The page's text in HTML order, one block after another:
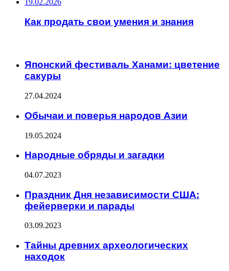
19.02.2026
Как продать свои умения и знания
Японский фестиваль Ханами: цветение
сакуры
27.04.2024
Обычаи и поверья народов Азии
19.05.2024
Народные обряды и загадки
04.07.2023
Праздник Дня независимости США:
фейерверки и парады
03.09.2023
Тайны древних археологических
находок